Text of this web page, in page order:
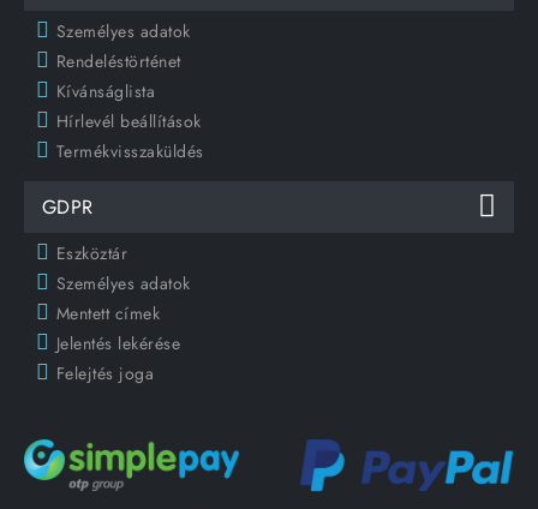
Személyes adatok
Rendeléstörténet
Kívánságlista
Hírlevél beállítások
Termékvisszaküldés
GDPR
Eszköztár
Személyes adatok
Mentett címek
Jelentés lekérése
Felejtés joga